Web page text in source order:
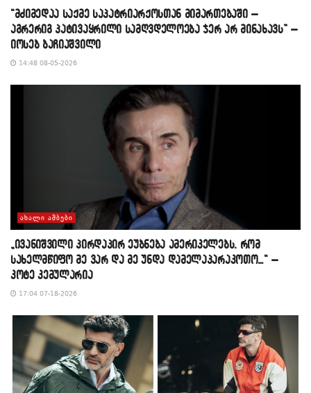
“მძიმედაა საქმე საპატრიარქოსთან მიმართებაში –
აგრერიგ პატივაყრილი სამღვდელოება ჯერ არ მინახავს” –
იოსებ ბაჩიაშვილი
14:48 08-05-2026
ᲐᲮᲐᲚᲘ ᲐᲛᲑᲔᲑᲘ
„ივანიშვილი პირდაპირ ეუბნება ამერიკელებს, რომ
სახელმწიფო მე ვარ და მე უნდა დამელაპარაკოთო…“ –
კოტე კემულარია
17:04 07-18-2026